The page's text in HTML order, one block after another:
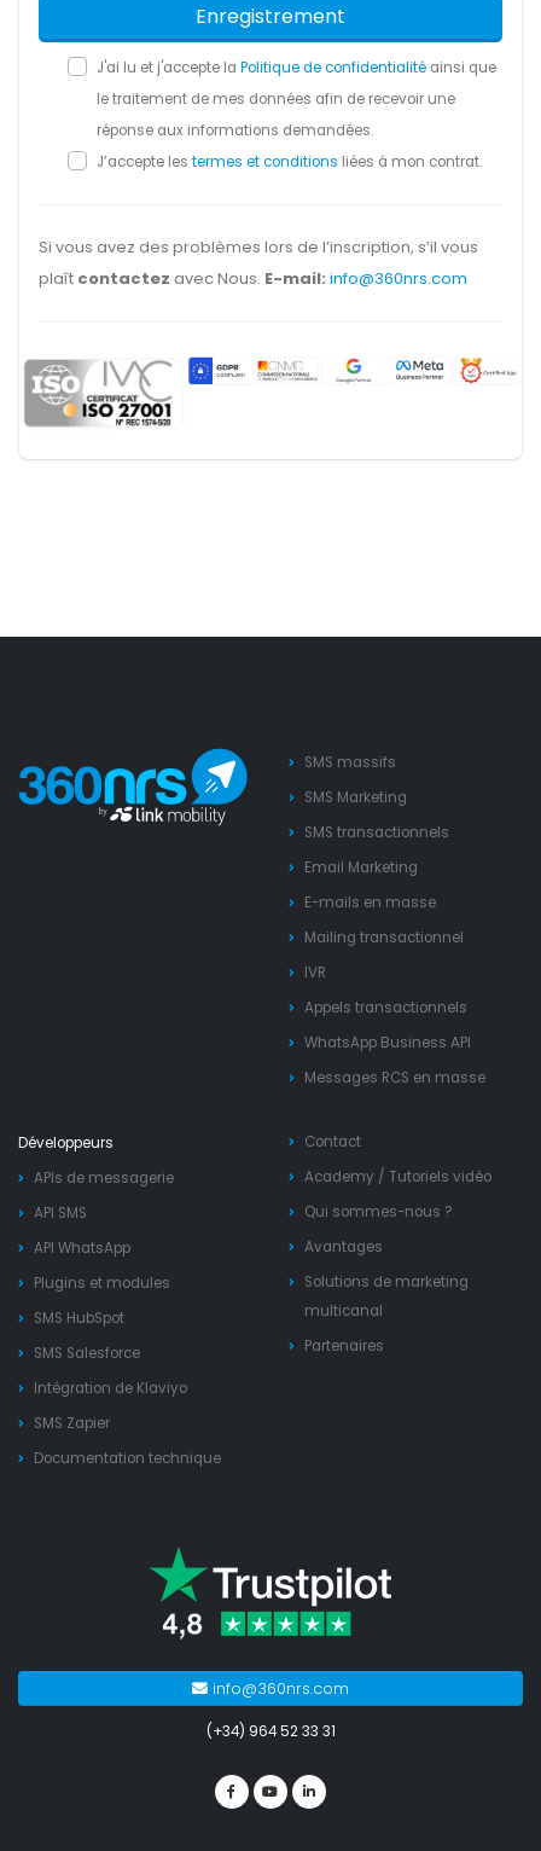
Enregistrement
J'ai lu et j'accepte la Politique de confidentialité ainsi que
le traitement de mes données afin de recevoir une
réponse aux informations demandées.
J’accepte les termes et conditions liées à mon contrat.
Si vous avez des problèmes lors de l’inscription, s’il vous
plaît contactez avec Nous. E-mail: info@360nrs.com
SMS massifs
SMS Marketing
SMS transactionnels
Email Marketing
E-mails en masse
Mailing transactionnel
IVR
Appels transactionnels
WhatsApp Business API
Messages RCS en masse
Développeurs
APIs de messagerie
API SMS
API WhatsApp
Plugins et modules
SMS HubSpot
SMS Salesforce
Intégration de Klaviyo
SMS Zapier
Documentation technique
Contact
Academy / Tutoriels vidéo
Qui sommes-nous ?
Avantages
Solutions de marketing
multicanal
Partenaires
info@360nrs.com
(+34) 964 52 33 31